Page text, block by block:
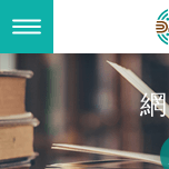
到
要
內最新消息
全部公告
關於本校